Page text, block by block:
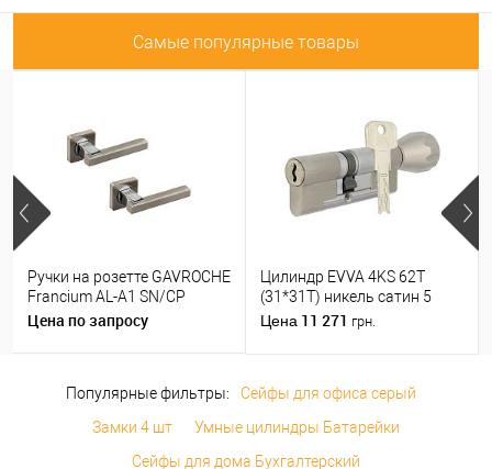
Самые популярные товары
Ручки на розетте GAVROCHE
Francium AL-A1 SN/CP
никель/хром
Цена по запросу
Цилиндр EVVA 4KS 62T
(31*31T) никель сатин 5
ключей
Цена 11 271 грн.
Популярные фильтры:
Сейфы для офиса серый
Замки 4 шт
Умные цилиндры Батарейки
Сейфы для дома Бухгалтерский